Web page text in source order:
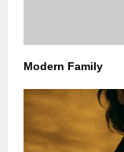
Modern Family